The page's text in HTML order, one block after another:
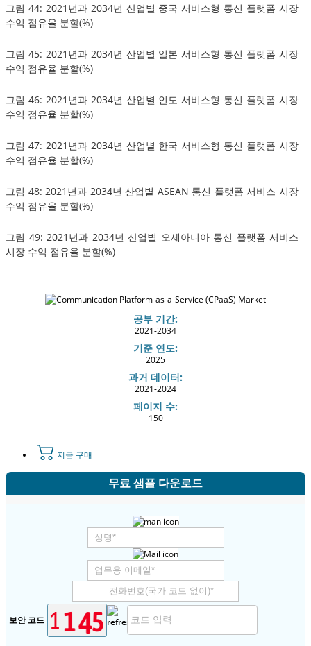
그림 44: 2021년과 2034년 산업별 중국 서비스형 통신 플랫폼 시장
수익 점유율 분할(%)
그림 45: 2021년과 2034년 산업별 일본 서비스형 통신 플랫폼 시장
수익 점유율 분할(%)
그림 46: 2021년과 2034년 산업별 인도 서비스형 통신 플랫폼 시장
수익 점유율 분할(%)
그림 47: 2021년과 2034년 산업별 한국 서비스형 통신 플랫폼 시장
수익 점유율 분할(%)
그림 48: 2021년과 2034년 산업별 ASEAN 통신 플랫폼 서비스 시장
수익 점유율 분할(%)
그림 49: 2021년과 2034년 산업별 오세아니아 통신 플랫폼 서비스
시장 수익 점유율 분할(%)
공부 기간:
2021-2034
기준 연도:
2025
과거 데이터:
2021-2024
페이지 수:
150
지금 구매
무료 샘플 다운로드
보안 코드